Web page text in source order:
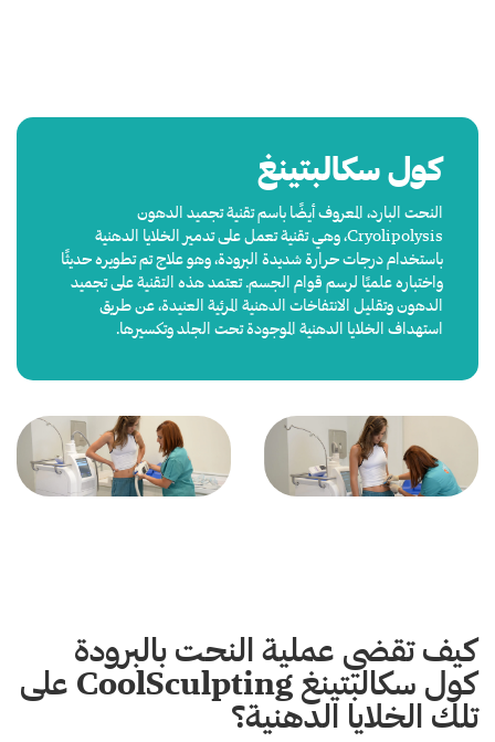
كول سكالبتينغ
النحت البارد، المعروف أيضًا باسم تقنية تجميد الدهون
Cryolipolysis، وهي تقنية تعمل على تدمير الخلايا الدهنية
باستخدام درجات حرارة شديدة البرودة، وهو علاج تم تطويره حديثًا
واختباره علميًا لرسم قوام الجسم. تعتمد هذه التقنية على تجميد
الدهون وتقليل الانتفاخات الدهنية المرئية العنيدة، عن طريق
استهداف الخلايا الدهنية الموجودة تحت الجلد وتكسيرها.
كيف تقضي عملية النحت بالبرودة
كول سكالبتينغ CoolSculpting على
تلك الخلايا الدهنية؟